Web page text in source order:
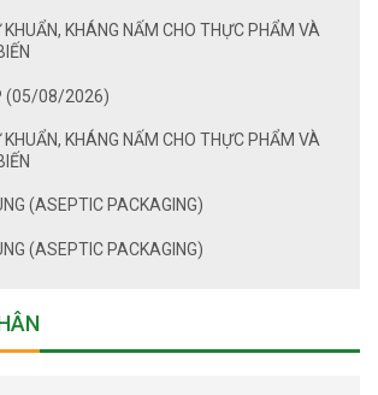
KHUẨN, KHÁNG NẤM CHO THỰC PHẨM VÀ
ĐIỂM TIN ATTP (05/08/2026)
KHUẨN, KHÁNG NẤM CHO THỰC PHẨM VÀ
(ASEPTIC PACKAGING)
(ASEPTIC PACKAGING)